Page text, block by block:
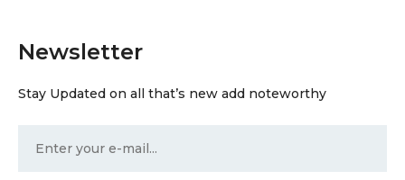
Newsletter
Stay Updated on all that’s new add noteworthy